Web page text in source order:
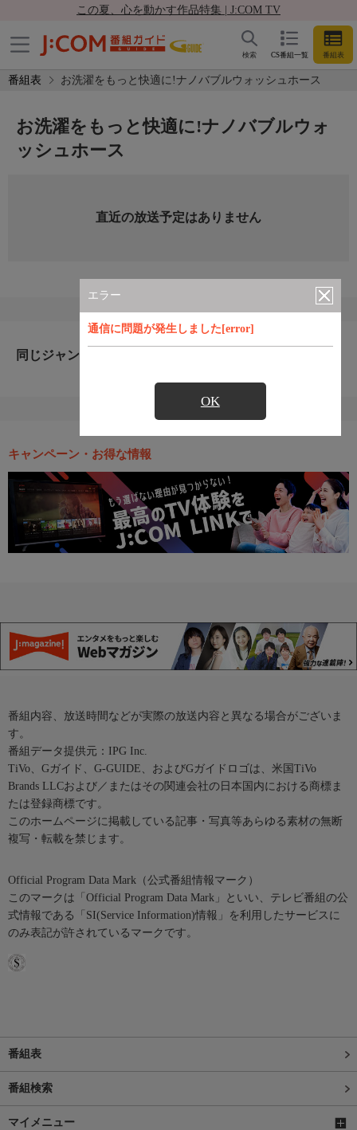
この夏、心を動かす作品特集 | J:COM TV
CS番組一覧 番組表
検索
番組表 お洗濯をもっと快適に!ナノバブルウォッシュホース
エラー
通信に問題が発生しました[error]
OK
お洗濯をもっと快適に!ナノバブルウォ
ッシュホース
直近の放送予定はありません
同じジャンルのおすすめ番組
キャンペーン・お得な情報
番組内容、放送時間などが実際の放送内容と異なる場合がございま
す。
番組データ提供元：IPG Inc.
TiVo、Gガイド、G-GUIDE、およびGガイドロゴは、米国TiVo
Brands LLCおよび／またはその関連会社の日本国内における商標ま
たは登録商標です。
このホームページに掲載している記事・写真等あらゆる素材の無断
複写・転載を禁じます。
Official Program Data Mark（公式番組情報マーク）
このマークは「Official Program Data Mark」といい、テレビ番組の公
式情報である「SI(Service Information)情報」を利用したサービスに
のみ表記が許されているマークです。
番組表
番組検索
マイメニュー